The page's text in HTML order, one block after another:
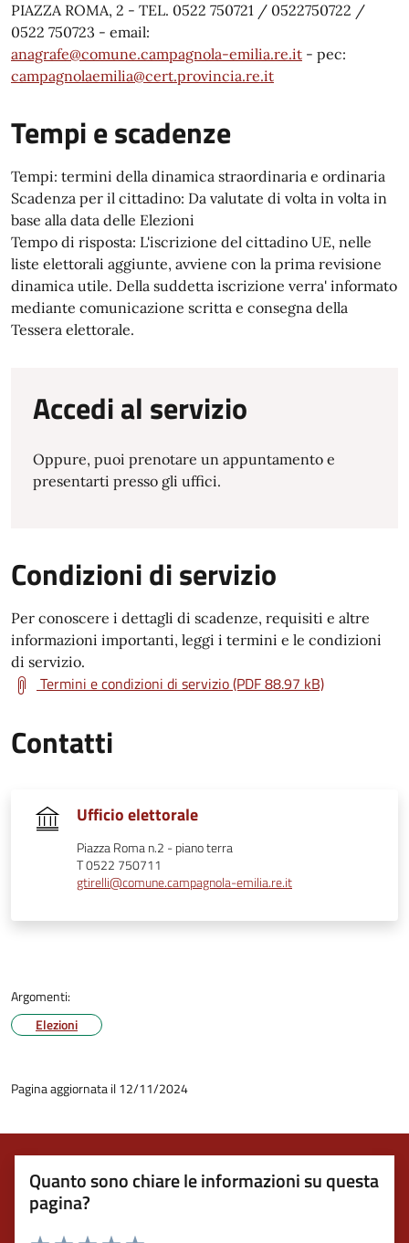
PIAZZA ROMA, 2 - TEL. 0522 750721 / 0522750722 /
0522 750723 - email:
anagrafe@comune.campagnola-emilia.re.it - pec:
campagnolaemilia@cert.provincia.re.it
Tempi e scadenze
Tempi: termini della dinamica straordinaria e ordinaria
Scadenza per il cittadino: Da valutate di volta in volta in
base alla data delle Elezioni
Tempo di risposta: L'iscrizione del cittadino UE, nelle
liste elettorali aggiunte, avviene con la prima revisione
dinamica utile. Della suddetta iscrizione verra' informato
mediante comunicazione scritta e consegna della
Tessera elettorale.
Accedi al servizio
Oppure, puoi prenotare un appuntamento e
presentarti presso gli uffici.
Condizioni di servizio
Per conoscere i dettagli di scadenze, requisiti e altre
informazioni importanti, leggi i termini e le condizioni
di servizio.
Termini e condizioni di servizio (PDF 88.97 kB)
Contatti
Ufficio elettorale
Piazza Roma n.2 - piano terra
T 0522 750711
gtirelli@comune.campagnola-emilia.re.it
Argomenti:
Elezioni
Pagina aggiornata il 12/11/2024
Quanto sono chiare le informazioni su questa
pagina?